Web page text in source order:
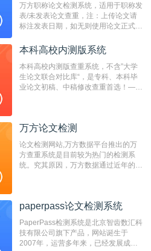
万方职称论文检测系统，适用于职称发
表/未发表论文查重，注：上传论文请
标注发表日期，如无则使用论文正式发
成时间作为发表日期。
本科高校内测版系统
本科高校内测版查重系统，不含”大学
生论文联合对比库“，是专科、本科毕
业论文初稿、中稿修改查重首选！——
万方论文检测
论文检测网站,万方数据平台推出的万
方查重系统是目前较为热门的检测系
统。究其原因，万方数据通过近年的发
非。其次，相对于知网而言，万方检测
重的推荐系统。
paperpass论文检测系统
PaperPass检测系统是北京智齿数汇科
技有限公司旗下产品，网站诞生于
2007年，运营多年来，已经发展成为